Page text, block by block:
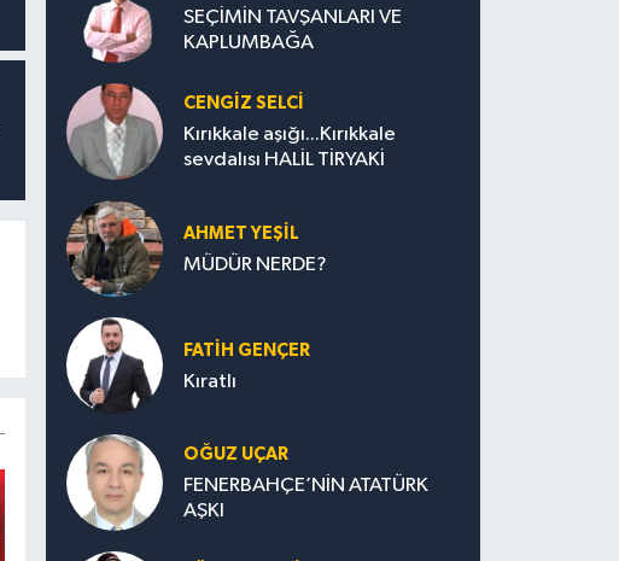
SEÇİMİN TAVŞANLARI VE
KAPLUMBAĞA
CENGİZ SELCİ
Kırıkkale aşığı...Kırıkkale
sevdalısı HALİL TİRYAKİ
AHMET YEŞİL
MÜDÜR NERDE?
FATIH GENÇER
Kıratlı
OĞUZ UÇAR
FENERBAHÇE’NİN ATATÜRK
AŞKI